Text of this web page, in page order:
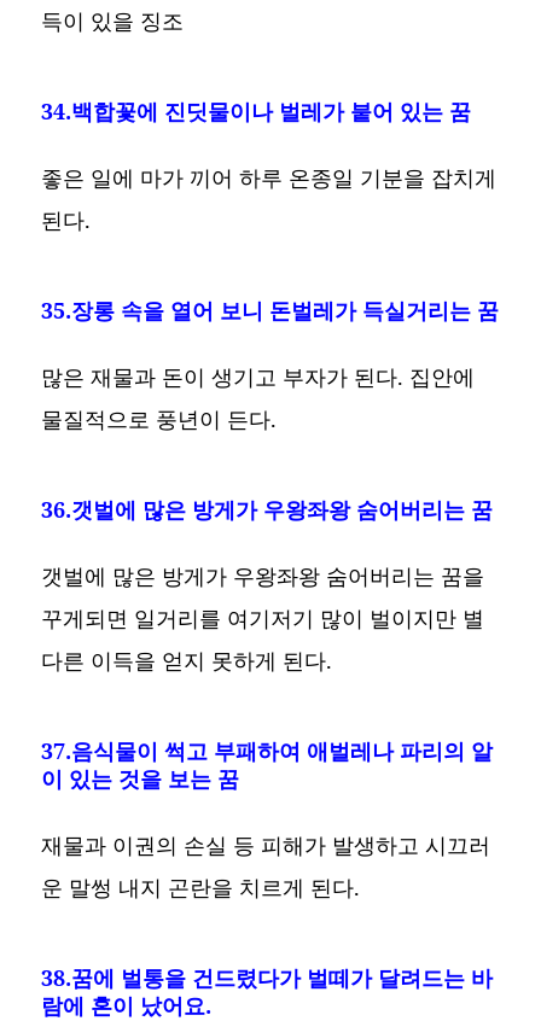
득이 있을 징조
34.백합꽃에 진딧물이나 벌레가 붙어 있는 꿈
좋은 일에 마가 끼어 하루 온종일 기분을 잡치게
된다.
35.장롱 속을 열어 보니 돈벌레가 득실거리는 꿈
많은 재물과 돈이 생기고 부자가 된다. 집안에
물질적으로 풍년이 든다.
36.갯벌에 많은 방게가 우왕좌왕 숨어버리는 꿈
갯벌에 많은 방게가 우왕좌왕 숨어버리는 꿈을
꾸게되면 일거리를 여기저기 많이 벌이지만 별
다른 이득을 얻지 못하게 된다.
37.음식물이 썩고 부패하여 애벌레나 파리의 알
이 있는 것을 보는 꿈
재물과 이권의 손실 등 피해가 발생하고 시끄러
운 말썽 내지 곤란을 치르게 된다.
38.꿈에 벌통을 건드렸다가 벌떼가 달려드는 바
람에 혼이 났어요.